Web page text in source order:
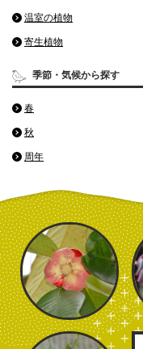
温室の植物
寄生植物
季節・気候から探す
春
秋
周年